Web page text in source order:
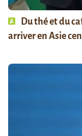
Du thé et du
arriver en Asie